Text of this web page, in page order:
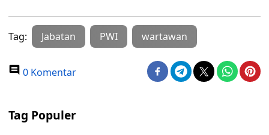
Tag: Jabatan PWI wartawan
0 Komentar
Tag Populer